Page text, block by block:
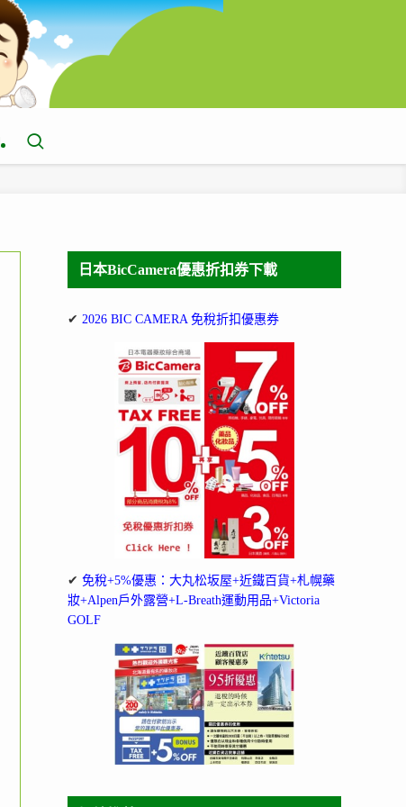
日本BicCamera優惠折扣券下載
✔ 2026 BIC CAMERA 免稅折扣優惠券
✔ 免稅+5%優惠：大丸松坂屋+近鐵百貨+札幌藥
妝+Alpen戶外露營+L-Breath運動用品+Victoria
GOLF